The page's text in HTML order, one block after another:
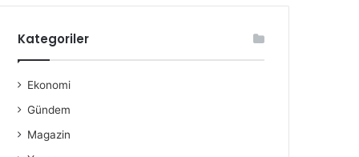
Kategoriler
Ekonomi
Gündem
Magazin